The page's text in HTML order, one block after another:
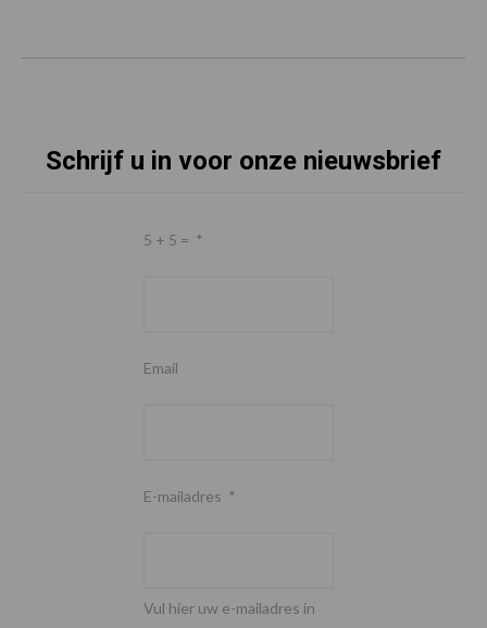
Schrijf u in voor onze nieuwsbrief
5 + 5 = *
Email
E-mailadres *
Vul hier uw e-mailadres in